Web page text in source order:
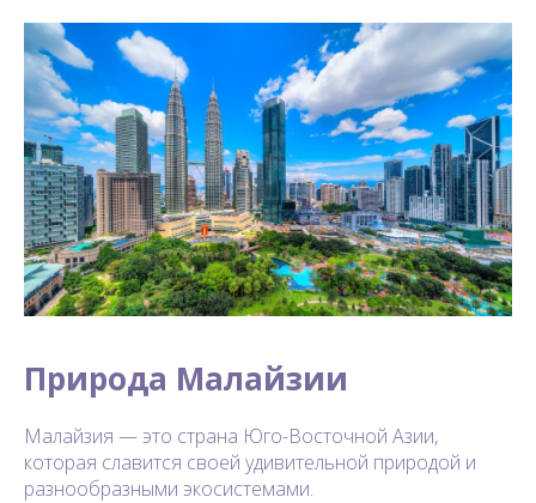
Природа Малайзии
Малайзия — это страна Юго-Восточной Азии,
которая славится своей удивительной природой и
разнообразными экосистемами.